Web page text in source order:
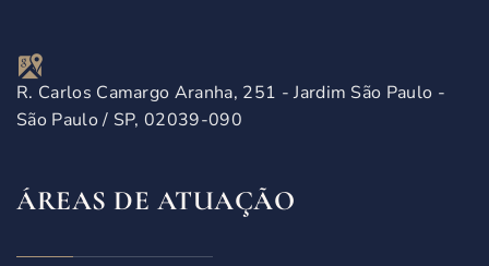
R. Carlos Camargo Aranha, 251 - Jardim São Paulo -
São Paulo / SP, 02039-090
ÁREAS DE ATUAÇÃO